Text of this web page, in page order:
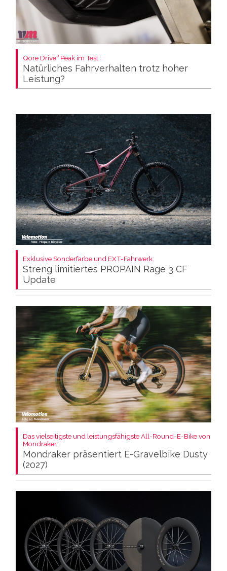
Qore Drive³ Peak im Test:
Natürliches Fahrverhalten trotz hoher
Leistung?
Exklusive Sonderfarbe und EXT-Fahrwerk:
Streng limitiertes PROPAIN Rage 3 CF
Update
Das vielseitigste und leistungsfähigste All-Round-E-Bike von
Mondraker:
Mondraker präsentiert E-Gravelbike Dusty
(2027)